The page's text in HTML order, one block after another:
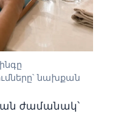
նախքան
ժամանակ՝